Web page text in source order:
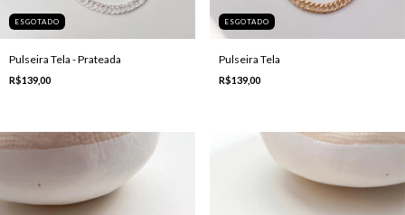
ESGOTADO
Pulseira Tela - Prateada
R$139,00
ESGOTADO
Pulseira Tela
R$139,00